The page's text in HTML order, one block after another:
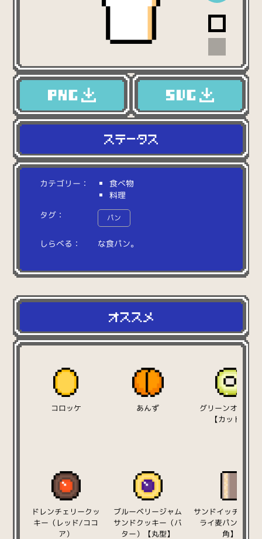
カテゴリー：
食べ物
料理
タグ：
パン
しらべる： な食パン。
コロッケ あんず
グリーンオリーブ
【カット】
ドレンチェリークッ
キー（レッド/ココ
ア）
ブルーベリージャム
サンドクッキー（バ
ター）【丸型】
サンドイッチ（ツ
ライ麦パン）【四
角】